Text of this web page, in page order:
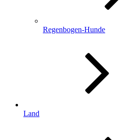
Regenbogen-Hunde
Land